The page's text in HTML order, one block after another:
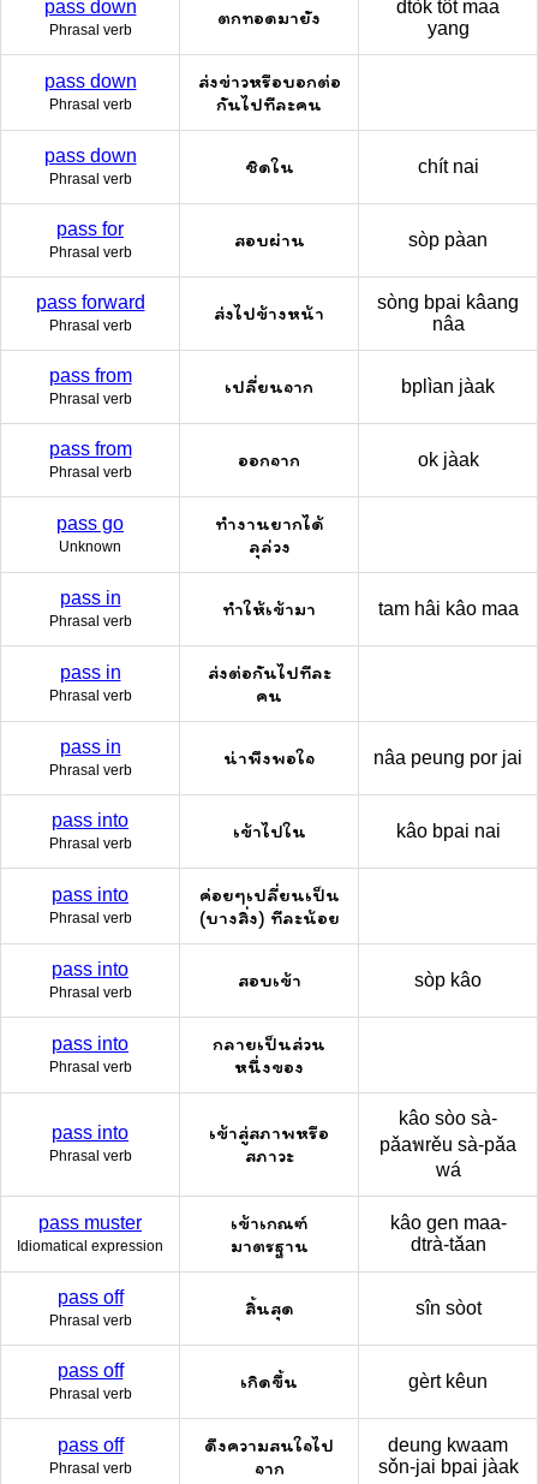
pass down
Phrasal verb
ตกทอดมายัง
dtòk tôt maa
yang
pass down
Phrasal verb
ส่งข่าวหรือบอกต่อ
กันไปทีละคน
pass down
Phrasal verb
ชิดใน chít nai
pass for
Phrasal verb
สอบผ่าน sòp pàan
pass forward
Phrasal verb
ส่งไปข้างหน้า
sòng bpai kâang
nâa
pass from
Phrasal verb
เปลี่ยนจาก bplìan jàak
pass from
Phrasal verb
ออกจาก ok jàak
pass go
Unknown
ทำงานยากได้
ลุล่วง
pass in
Phrasal verb
ทำให้เข้ามา tam hâi kâo maa
pass in
Phrasal verb
ส่งต่อกันไปทีละ
คน
pass in
Phrasal verb
น่าพึงพอใจ nâa peung por jai
pass into
Phrasal verb
เข้าไปใน kâo bpai nai
pass into
Phrasal verb
ค่อยๆเปลี่ยนเป็น
(บางสิ่ง) ทีละน้อย
pass into
Phrasal verb
สอบเข้า sòp kâo
pass into
Phrasal verb
กลายเป็นส่วน
หนึ่งของ
pass into
Phrasal verb
เข้าสู่สภาพหรือ
สภาวะ
kâo sòo sà-
pǎaพrěu sà-pǎa
wá
pass muster
Idiomatical expression
เข้าเกณฑ์
มาตรฐาน
kâo gen maa-
dtrà-tǎan
pass off
Phrasal verb
สิ้นสุด sîn sòot
pass off
Phrasal verb
เกิดขึ้น gèrt kêun
pass off
Phrasal verb
ดึงความสนใจไป
จาก
deung kwaam
sǒn-jai bpai jàak